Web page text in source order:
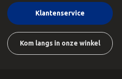
Klantenservice
Kom langs in onze winkel